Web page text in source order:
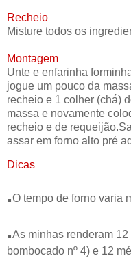
Recheio
Misture todos os
Montagem
Unte e enfarinha
jogue um pouco da
recheio e 1 colher (chá)
massa e novamente
recheio e de
assar em forno alto pré
Dicas
.O tempo de forno varia
.As minhas renderam
bombocado nº 4) e 12